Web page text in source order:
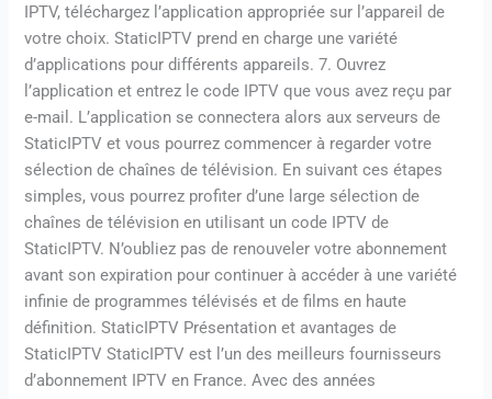
IPTV, téléchargez l’application appropriée sur l’appareil de
votre choix. StaticIPTV prend en charge une variété
d’applications pour différents appareils. 7. Ouvrez
l’application et entrez le code IPTV que vous avez reçu par
e-mail. L’application se connectera alors aux serveurs de
StaticIPTV et vous pourrez commencer à regarder votre
sélection de chaînes de télévision. En suivant ces étapes
simples, vous pourrez profiter d’une large sélection de
chaînes de télévision en utilisant un code IPTV de
StaticIPTV. N’oubliez pas de renouveler votre abonnement
avant son expiration pour continuer à accéder à une variété
infinie de programmes télévisés et de films en haute
définition. StaticIPTV Présentation et avantages de
StaticIPTV StaticIPTV est l’un des meilleurs fournisseurs
d’abonnement IPTV en France. Avec des années